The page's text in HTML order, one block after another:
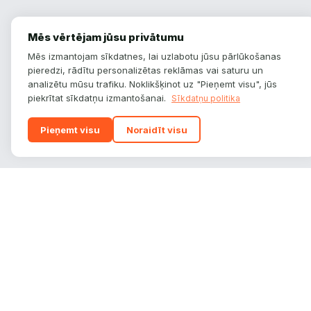
Mēs vērtējam jūsu privātumu
Mēs izmantojam sīkdatnes, lai uzlabotu jūsu pārlūkošanas
pieredzi, rādītu personalizētas reklāmas vai saturu un
analizētu mūsu trafiku. Noklikšķinot uz "Pieņemt visu", jūs
piekrītat sīkdatņu izmantošanai. Sīkdatņu politika
Pieņemt visu Noraidīt visu